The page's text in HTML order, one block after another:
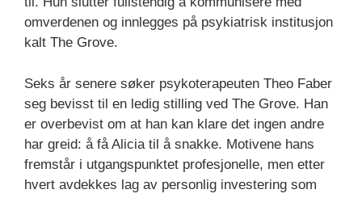
omverdenen og innlegges på psykiatrisk institusjon
kalt The Grove.
Seks år senere søker psykoterapeuten Theo Faber
seg bevisst til en ledig stilling ved The Grove. Han
er overbevist om at han kan klare det ingen andre
har greid: å få Alicia til å snakke. Motivene hans
fremstår i utgangspunktet profesjonelle, men etter
hvert avdekkes lag av personlig investering som